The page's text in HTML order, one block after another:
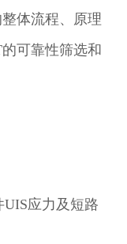
体流程、原理
可靠性筛选和
UIS应力及短路